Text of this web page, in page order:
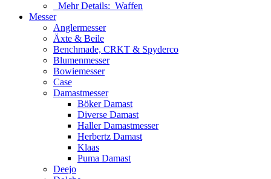
Mehr Details: Waffen
Messer
Anglermesser
Äxte & Beile
Benchmade, CRKT & Spyderco
Blumenmesser
Bowiemesser
Case
Damastmesser
Böker Damast
Diverse Damast
Haller Damastmesser
Herbertz Damast
Klaas
Puma Damast
Deejo